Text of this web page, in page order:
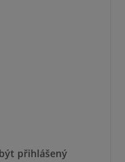
přihlášený